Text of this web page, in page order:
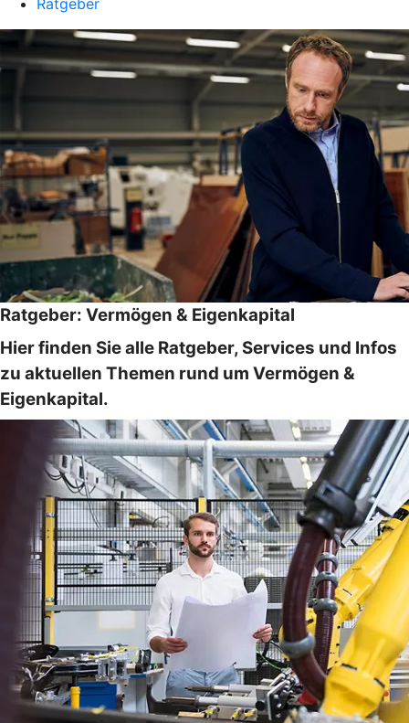
Ratgeber
Ratgeber: Vermögen & Eigenkapital
Hier finden Sie alle Ratgeber, Services und Infos
zu aktuellen Themen rund um Vermögen &
Eigenkapital.